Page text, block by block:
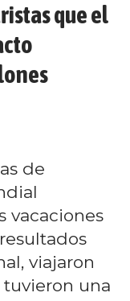
que el
de
vacaciones
viajaron
tuvieron una